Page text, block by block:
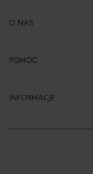
O NAS
POMOC
INFORMACJE